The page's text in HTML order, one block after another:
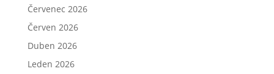
Červenec 2026
Červen 2026
Duben 2026
Leden 2026